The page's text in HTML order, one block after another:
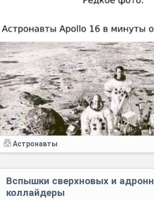
Астронавты
Вспышки сверхновых и
коллайдеры